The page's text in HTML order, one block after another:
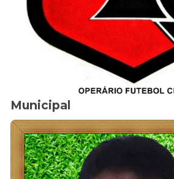
Municipal